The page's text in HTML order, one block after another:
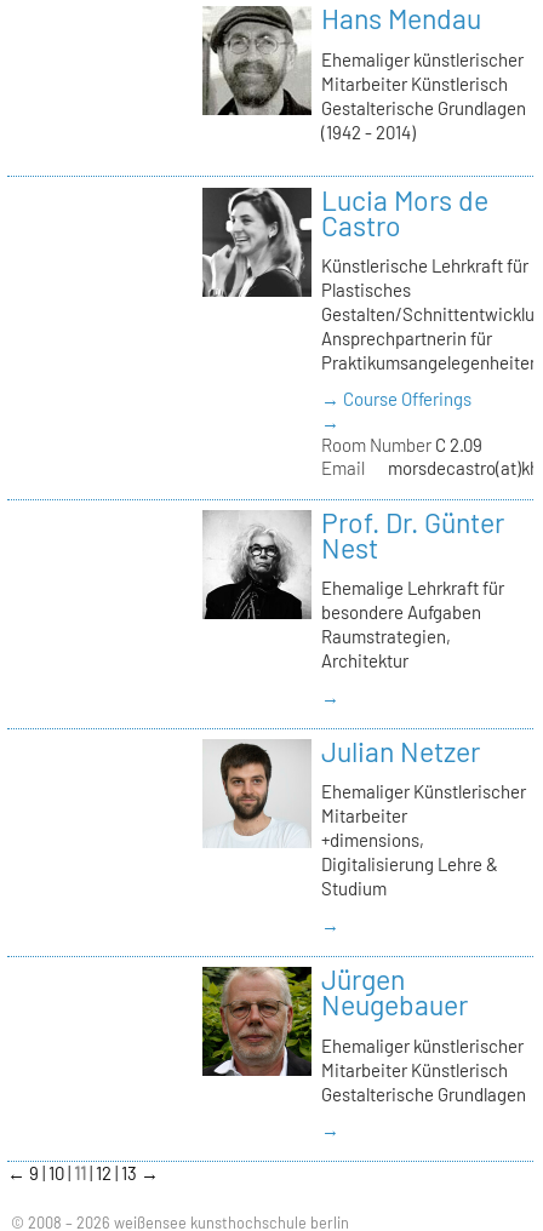
Hans Mendau
Ehemaliger künstlerischer
Mitarbeiter Künstlerisch
Gestalterische Grundlagen
(1942 - 2014)
Lucia Mors de
Castro
Künstlerische Lehrkraft für
Plastisches
Gestalten/
Ansprechpartnerin für
Praktikumsangelegenheiten
→ Course Offerings
→
Room NumberC 2.09
Email
Prof. Dr. Günter
Nest
Ehemalige Lehrkraft für
besondere Aufgaben
Raumstrategien,
Architektur
→
Julian Netzer
Ehemaliger Künstlerischer
Mitarbeiter
+dimensions,
Digitalisierung Lehre &
Studium
→
Jürgen
Neugebauer
Ehemaliger künstlerischer
Mitarbeiter Künstlerisch
Gestalterische Grundlagen
→
← 9 10 11 12 13 →
© 2008 – 2026 weißensee kunsthochschule berlin